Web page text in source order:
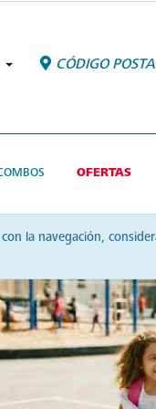
CÓDIGO
OFERTAS
la navegación,